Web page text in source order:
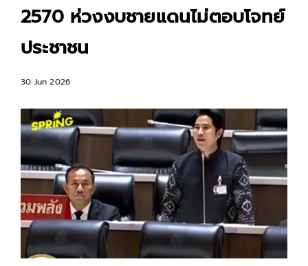
2570 ห่วงงบชายแดนไม่ตอบโจทย์
ประชาชน
30 Jun 2026